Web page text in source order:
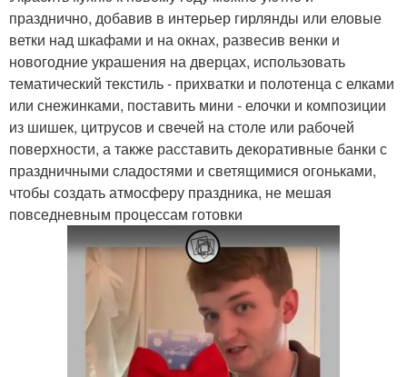
празднично, добавив в интерьер гирлянды или еловые
ветки над шкафами и на окнах, развесив венки и
новогодние украшения на дверцах, использовать
тематический текстиль - прихватки и полотенца с елками
или снежинками, поставить мини - елочки и композиции
из шишек, цитрусов и свечей на столе или рабочей
поверхности, а также расставить декоративные банки с
праздничными сладостями и светящимися огоньками,
чтобы создать атмосферу праздника, не мешая
повседневным процессам готовки